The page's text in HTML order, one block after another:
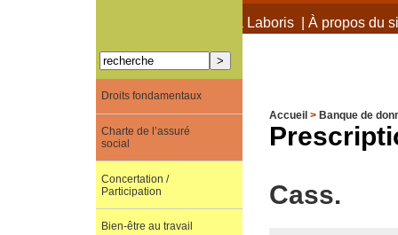
À propos de Terra Laboris| À propos du
Accueil > Banque de
Cass.
Droits fondamentaux
Charte de l’assuré
social
Concertation /
Participation
Bien-être au travail